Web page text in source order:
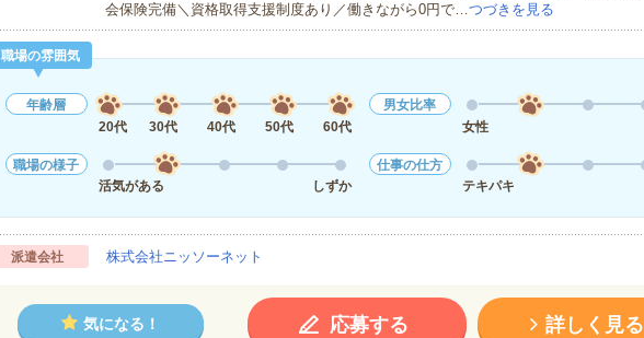
会保険完備＼資格取得支援制度あり／働きながら0円で…つづきを見る
職場の雰囲気
年齢層
20代
30代 40代 50代 60代
男女比率
女性
職場の様子
活気がある
しずか
仕事の仕方
テキパキ
派遣会社 株式会社ニッソーネット
気になる！ 応募する 詳しく見る